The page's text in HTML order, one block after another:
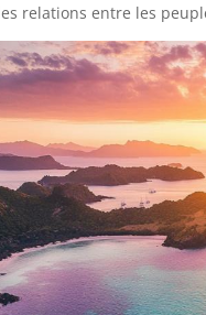
relations entre les